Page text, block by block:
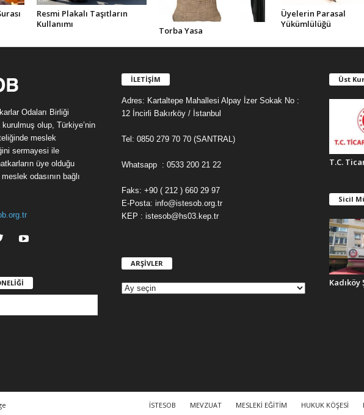
Resmi Plakalı Taşıtların
Kullanımı
Torba Yasa
Üyelerin Parasal
Yükümlülüğü
Odaları Birliği
olup, Türkiye’nin
meslek
sermayesi ile
üye olduğu
odasının bağlı
İLETİŞİM
Adres: Kartaltepe Mahallesi Alpay İzer Sokak No :
12 İncirli Bakırköy / İstanbul
Tel: 0850 279 70 70 (SANTRAL)
Whatsapp : 0533 200 21 22
Faks: +90 ( 212 ) 660 29 97
E-Posta: info@istesob.org.tr
KEP : istesob@hs03.kep.tr
ARŞİVLER
Üst
T.C.
Sicil
Kadıköy
İSTESOB MEVZUAT MESLEKİ EĞİTİM HUKUK KÖŞESİ